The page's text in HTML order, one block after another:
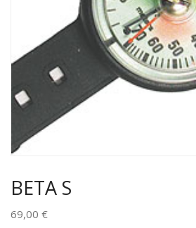
BETA S
69,00 €